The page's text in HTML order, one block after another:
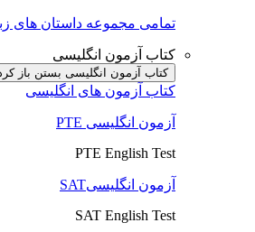
تمامی مجموعه داستان های
کتاب آزمون انگلیسی
کتاب آزمون انگلیسی بستن باز
کتاب آزمون های انگلیسی
آزمون انگلیسی PTE
PTE English Test
آزمون انگلیسیSAT
SAT English Test